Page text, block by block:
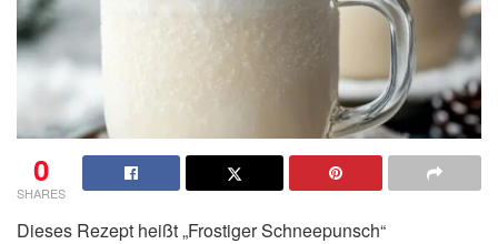
0
SHARES
Dieses Rezept heißt „Frostiger Schneepunsch“